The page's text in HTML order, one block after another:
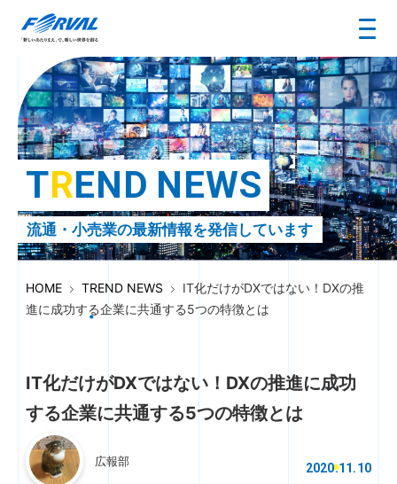
TREND NEWS
流通・小売業の最新情報を発信しています
HOME TREND NEWS
IT化だけがDXではない！DXの推
進に成功する企業に共通する5つの特徴とは
IT化だけがDXではない！DXの推進に成功
する企業に共通する5つの特徴とは
広報部 2020.11.10